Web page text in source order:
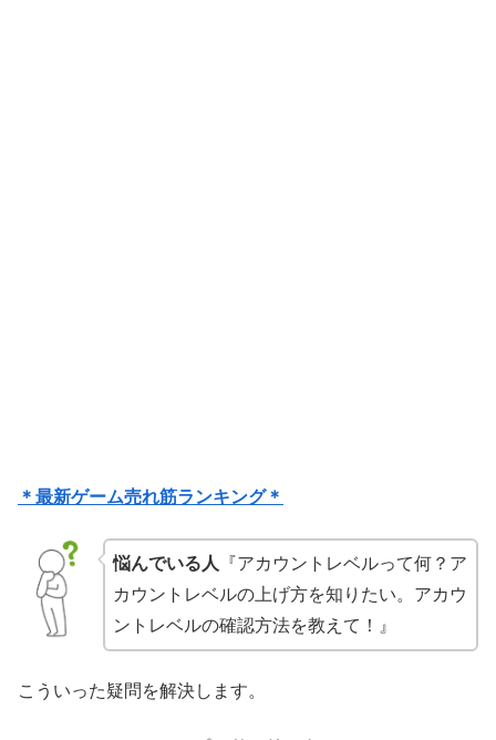
＊最新ゲーム売れ筋ランキング＊
悩んでいる人 『アカウントレベルって何？ア
カウントレベルの上げ方を知りたい。アカウ
ントレベルの確認方法を教えて！』
こういった疑問を解決します。